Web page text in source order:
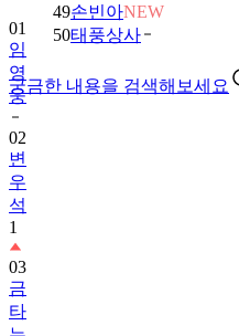
49손빈아NEW
50태풍상사
궁금한 내용을 검색해보세요
01
임
영
웅
02
변
우
석
1
03
금
타